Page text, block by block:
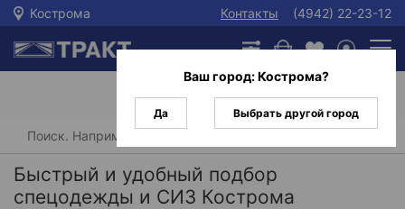
Кострома Контакты (4942) 22-23-12
Главная
Быстрый и удобный подбор
спецодежды и СИЗ Кострома
Ваш город:Кострома?
Да Выбрать другой город